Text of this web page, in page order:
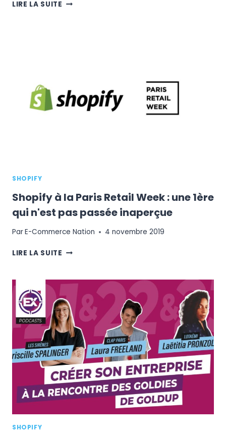
LIRE LA SUITE
VOTRE
E-
SHOPIFY
Shopify à la Paris Retail Week : une 1ère
qui n'est pas passée inaperçue
ParE-Commerce Nation 4 novembre 2019
LIRE LA SUITE SHOPIFY
PARIS
RETAIL
WEEK
:
UNE
1ÈRE
QUI
N'EST
PAS
PASSÉE
INAPERÇUE
SHOPIFY